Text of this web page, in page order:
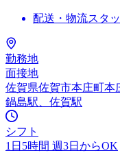
配送・物流スタ
勤務地
面接地
佐賀県佐賀市本庄町本
鍋島駅、佐賀駅
シフト
1日5時間 週3日からOK